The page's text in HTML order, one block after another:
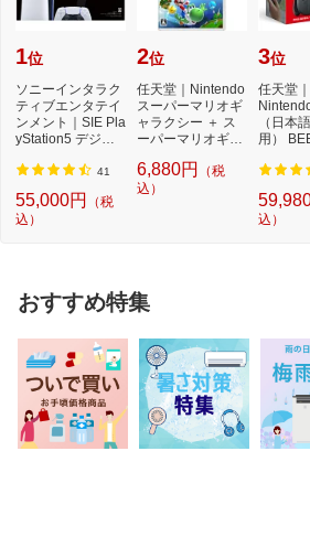
1位
ソニーインタラク
ティブエンタテイ
ンメント｜SIE Pla
yStation5 デジタ
41
55,000円
（税
込）
2位
任天堂｜Nintendo
スーパーマリオギ
ャラクシー ＋ ス
ーパーマリオギャ
6,880円
（税
込）
3位
任天堂
（日本
用）
込）
おすすめ特集